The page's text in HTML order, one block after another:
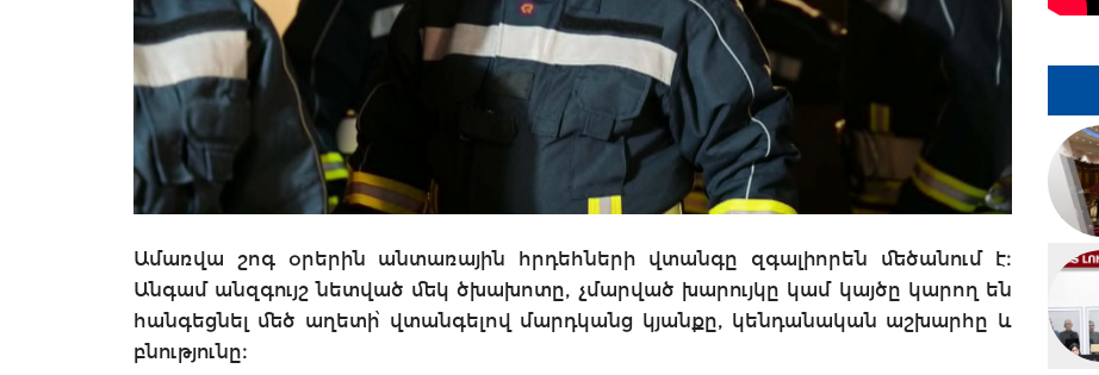
Ամառվա շոգ օրերին անտառային հրդեհների վտանգը զգալիորեն մեծանում է։
Անգամ անզգույշ նետված մեկ ծխախոտը, չմարված խարույկը կամ կայծը կարող են
հանգեցնել մեծ աղետի՝ վտանգելով մարդկանց կյանքը, կենդանական աշխարհը և
բնությունը։